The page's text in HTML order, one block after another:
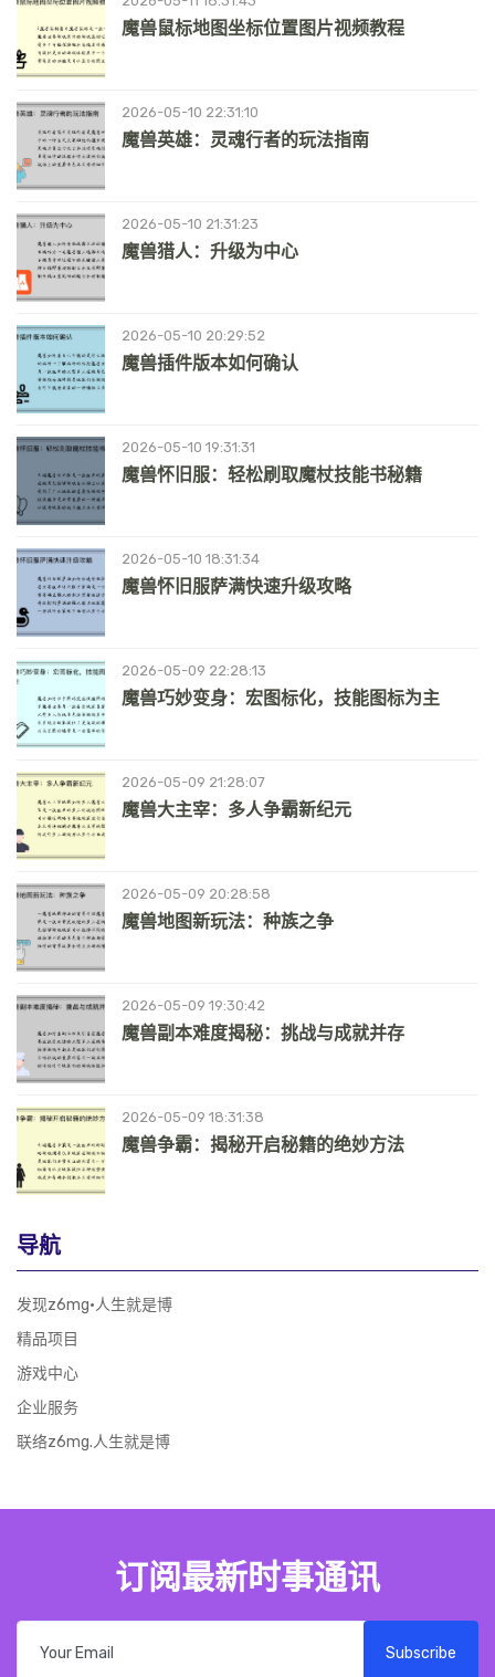
魔兽鼠标地图坐标位置图片视频教程
2026-05-10 22:31:10
魔兽英雄：灵魂行者的玩法指南
2026-05-10 21:31:23
魔兽猎人：升级为中心
2026-05-10 20:29:52
魔兽插件版本如何确认
2026-05-10 19:31:31
魔兽怀旧服：轻松刷取魔杖技能书秘籍
2026-05-10 18:31:34
魔兽怀旧服萨满快速升级攻略
2026-05-09 22:28:13
魔兽巧妙变身：宏图标化，技能图标为主
2026-05-09 21:28:07
魔兽大主宰：多人争霸新纪元
2026-05-09 20:28:58
魔兽地图新玩法：种族之争
2026-05-09 19:30:42
魔兽副本难度揭秘：挑战与成就并存
2026-05-09 18:31:38
魔兽争霸：揭秘开启秘籍的绝妙方法
导航
发现z6mg·人生就是博
精品项目
游戏中心
企业服务
联络z6mg.人生就是博
订阅最新时事通讯
Subscribe